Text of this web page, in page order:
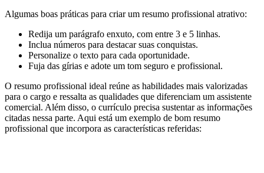
Algumas boas práticas para criar um resumo profissional atrativo:
Redija um parágrafo enxuto, com entre 3 e 5 linhas.
Inclua números para destacar suas conquistas.
Personalize o texto para cada oportunidade.
Fuja das gírias e adote um tom seguro e profissional.
O resumo profissional ideal reúne as habilidades mais valorizadas
para o cargo e ressalta as qualidades que diferenciam um assistente
comercial. Além disso, o currículo precisa sustentar as informações
citadas nessa parte. Aqui está um exemplo de bom resumo
profissional que incorpora as características referidas: